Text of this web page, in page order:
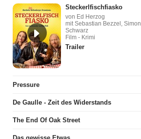
Steckerlfischfiasko
von Ed Herzog
mit Sebastian Bezzel, Simon
Schwarz
Film - Krimi
Trailer
Pressure
De Gaulle - Zeit des Widerstands
The End Of Oak Street